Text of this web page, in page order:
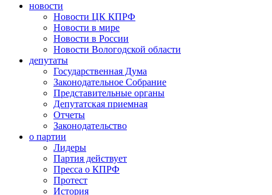
новости
Новости ЦК КПРФ
Новости в мире
Новости в России
Новости Вологодской области
депутаты
Государственная Дума
Законодательное Собрание
Представительные органы
Депутатская приемная
Отчеты
Законодательство
о партии
Лидеры
Партия действует
Пресса о КПРФ
Протест
История